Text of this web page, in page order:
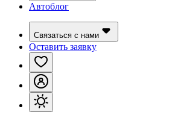
Автоблог
Связаться с нами
Оставить заявку